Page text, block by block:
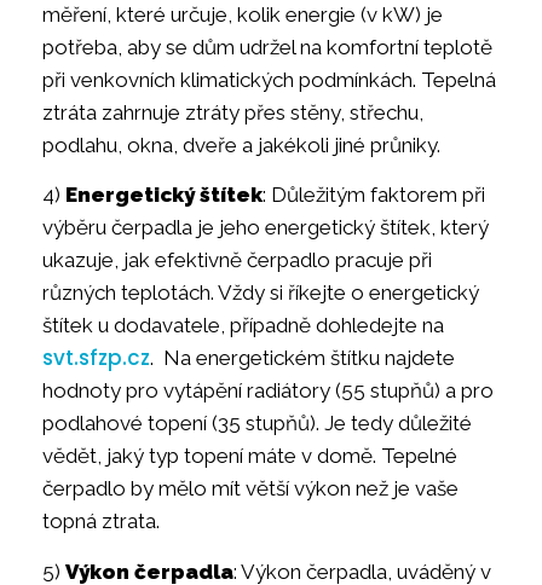
měření, které určuje, kolik energie (v kW) je
potřeba, aby se dům udržel na komfortní teplotě
při venkovních klimatických podmínkách. Tepelná
ztráta zahrnuje ztráty přes stěny, střechu,
podlahu, okna, dveře a jakékoli jiné průniky.
4) Energetický štítek: Důležitým faktorem při
výběru čerpadla je jeho energetický štítek, který
ukazuje, jak efektivně čerpadlo pracuje při
různých teplotách. Vždy si říkejte o energetický
štítek u dodavatele, případně dohledejte na
svt.sfzp.cz. Na energetickém štítku najdete
hodnoty pro vytápění radiátory (55 stupňů) a pro
podlahové topení (35 stupňů). Je tedy důležité
vědět, jaký typ topení máte v domě. Tepelné
čerpadlo by mělo mít větší výkon než je vaše
topná ztrata.
5) Výkon čerpadla: Výkon čerpadla, uváděný v